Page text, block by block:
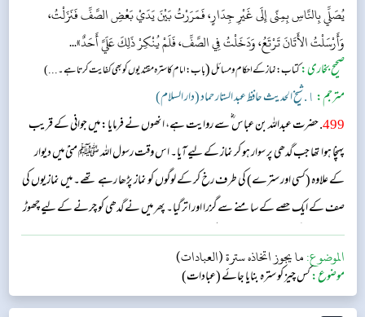
يُصَلِّي بِالنَّاسِ بِمِنًى إِلَى غَيْرِ جِدَارٍ، فَمَرَرْتُ بَيْنَ يَدَيْ بَعْضِ الصَّفِّ فَنَزَلْتُ،
وَأَرْسَلْتُ الأَتَانَ تَرْتَعُ، وَدَخَلْتُ فِي الصَّفِّ، فَلَمْ يُنْكِرْ ذَلِكَ عَلَيَّ أَحَدٌ»...
صحیح بخاری:کتاب: نماز کے احکام و مسائل(باب: امام کا سترہ مقتدیوں کو بھی کفایت کرتا ہے۔...)
مترجم: ١. شیخ الحدیث حافظ عبد الستار حماد (دار السلام)
499. حضرت عبداللہ بن عباس ؓ سے روایت ہے، انھوں نے فرمایا: میں جوانی کے قریب
پہنچا ہوا تھا جب گدھی پر سوار ہو کر نماز کے لیے آیا۔ اس وقت رسول اللہ ﷺ منیٰ میں دیوار
کے علاوہ (کسی اور سترے) کی طرف رخ کر کے لوگوں کو نماز پڑھا رہے تھے۔ میں نمازیوں کی
صف کے ایک حصے کے سامنے سے گزرا اور اتر گیا۔ پھر میں نے گدھی کو چرنے کے لیے چھوڑ
دیا اور خود نماز کی صف میں شامل ہو گیا لیکن کسی نے مجھ پر اس سلسلے میں کوئی اعتراض نہ کیا۔...
الموضوع:ما يجوز اتخاذه سترة (العبادات)
موضوع:کس چیز کو سترہ بنایا جائے (عبادات)